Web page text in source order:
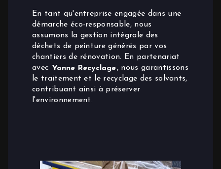
En tant qu'entreprise engagée dans une
démarche éco-responsable, nous
assumons la gestion intégrale des
déchets de peinture générés par vos
chantiers de rénovation. En partenariat
avec Yonne Recyclage, nous garantissons
le traitement et le recyclage des solvants,
contribuant ainsi à préserver
l'environnement.